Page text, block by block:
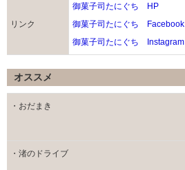
リンク
御菓子司たにぐち HP
御菓子司たにぐち Facebook
御菓子司たにぐち Instagram
オススメ
・おだまき
・渚のドライブ